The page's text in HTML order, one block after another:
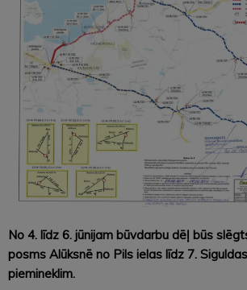
No 4. līdz 6. jūnijam būvdarbu dēļ būs
posms Alūksnē no Pils ielas līdz 7.
piemineklim.